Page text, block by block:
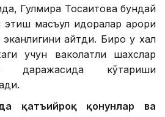
Гулмира Тоқсаитова бундай
масъул идоралар қарори
айтди. Бироқ у халқ
учун ваколатли шахслар
даражасида кўтариши
қатъийроқ қонунлар ва